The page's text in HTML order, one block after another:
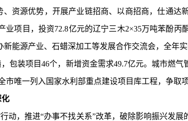
资源优势，开展产业链招商、以商招商，仕通达
业项目，投资72.8亿元的辽宁三木2×35万吨苯酚丙
能源产业、石蜡深加工等发展合作交流会，全年
包装项目46个，新增资金需求49.7亿元。城市燃气
市唯一列入国家水利部重点建设项目库工程，争取
化
动，推进“办事不找关系”改革，破除影响振兴发